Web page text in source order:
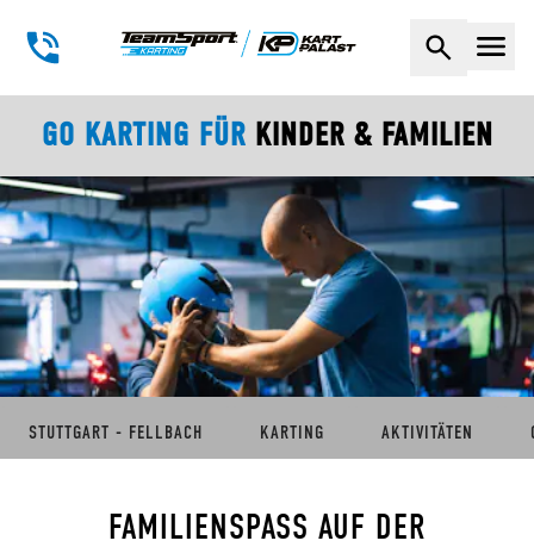
GO KARTING FÜR KINDER & FAMILIEN
STUTTGART - FELLBACH KARTING AKTIVITÄTEN
FAMILIENSPASS AUF DER Ü